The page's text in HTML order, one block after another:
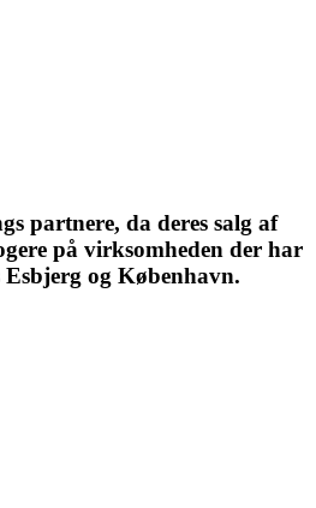
partnere, da deres salg af
på virksomheden der har
og København.